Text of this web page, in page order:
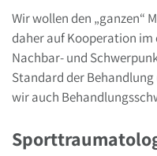
Wir wollen den „ganzen“
daher auf Kooperation im
Nachbar- und
Standard der
wir auch